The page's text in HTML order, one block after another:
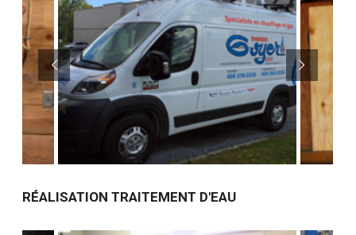
RÉALISATION TRAITEMENT D'EAU